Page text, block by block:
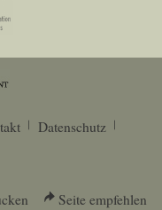
Datenschutz
Seite empfehlen